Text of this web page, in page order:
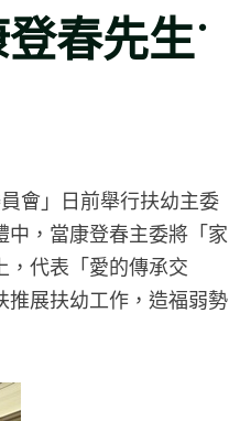
春先生˙
會」日前舉行扶幼主委
，當康登春主委將「家
，代表「愛的傳承交
推展扶幼工作，造福弱勢